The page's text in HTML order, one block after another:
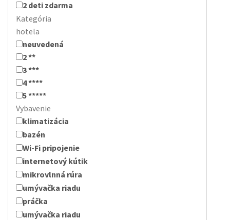
2 deti zdarma
Kategória
hotela
neuvedená
2 **
3 ***
4 ****
5 *****
Vybavenie
klimatizácia
bazén
Wi-Fi pripojenie
internetový kútik
mikrovlnná rúra
umývačka riadu
práčka
umývačka riadu